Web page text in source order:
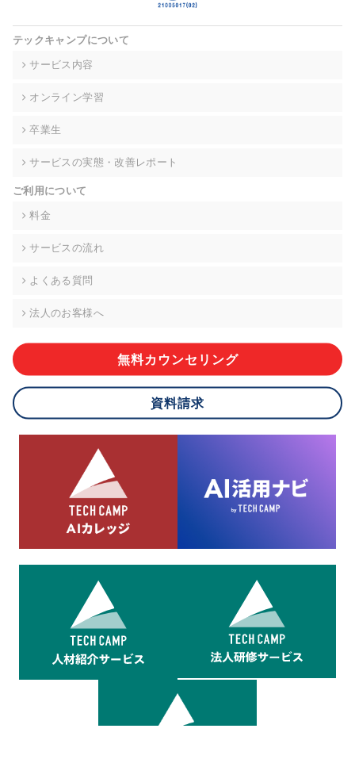
当社は事業運営上、前項利用目的の範囲に限って個人情報を外
高い委託先を選定し、個人情報の適正管理・機密保持について
個人情報の開示等(利用目的の通知、開示、内容の訂正・追加・
て、下記の当社問合わせ窓口に申し出ることができます。その
的な期間内に対応いたします。ただし、申請が本人確認が不可
により、ご希望に添えない場合があります。 なお、アクセスロ
グなどの個人情報以外の情報については、原則として開示等は
株式会社div 個人情報問合せ窓口
メールアドレス:privacy_policy@di-v.co.jp
ご本人様が当社に個人情報を提供されるかどうかは任意による
応ができない場合があります。
8.cookieにより取得・分析した情報とその利用について
当社は第三者が運営するデータ・マネジメント・プラットフォ
ームからcookieにより収集されたウェブの閲覧機歴及びその分
析結果を取得し、これをお客様の個人データと結びつけた上
で、広告配信等の目的で利用いたします。
テックキャンプについて
サービス内容
オンライン学習
卒業生
サービスの実態・改善レポート
ご利用について
料金
サービスの流れ
よくある質問
法人のお客様へ
無料カウンセリング
資料請求